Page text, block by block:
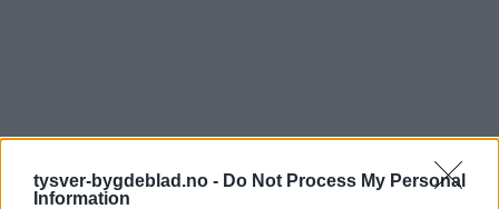
tysver-bygdeblad.no - Do Not Process My Personal
Information